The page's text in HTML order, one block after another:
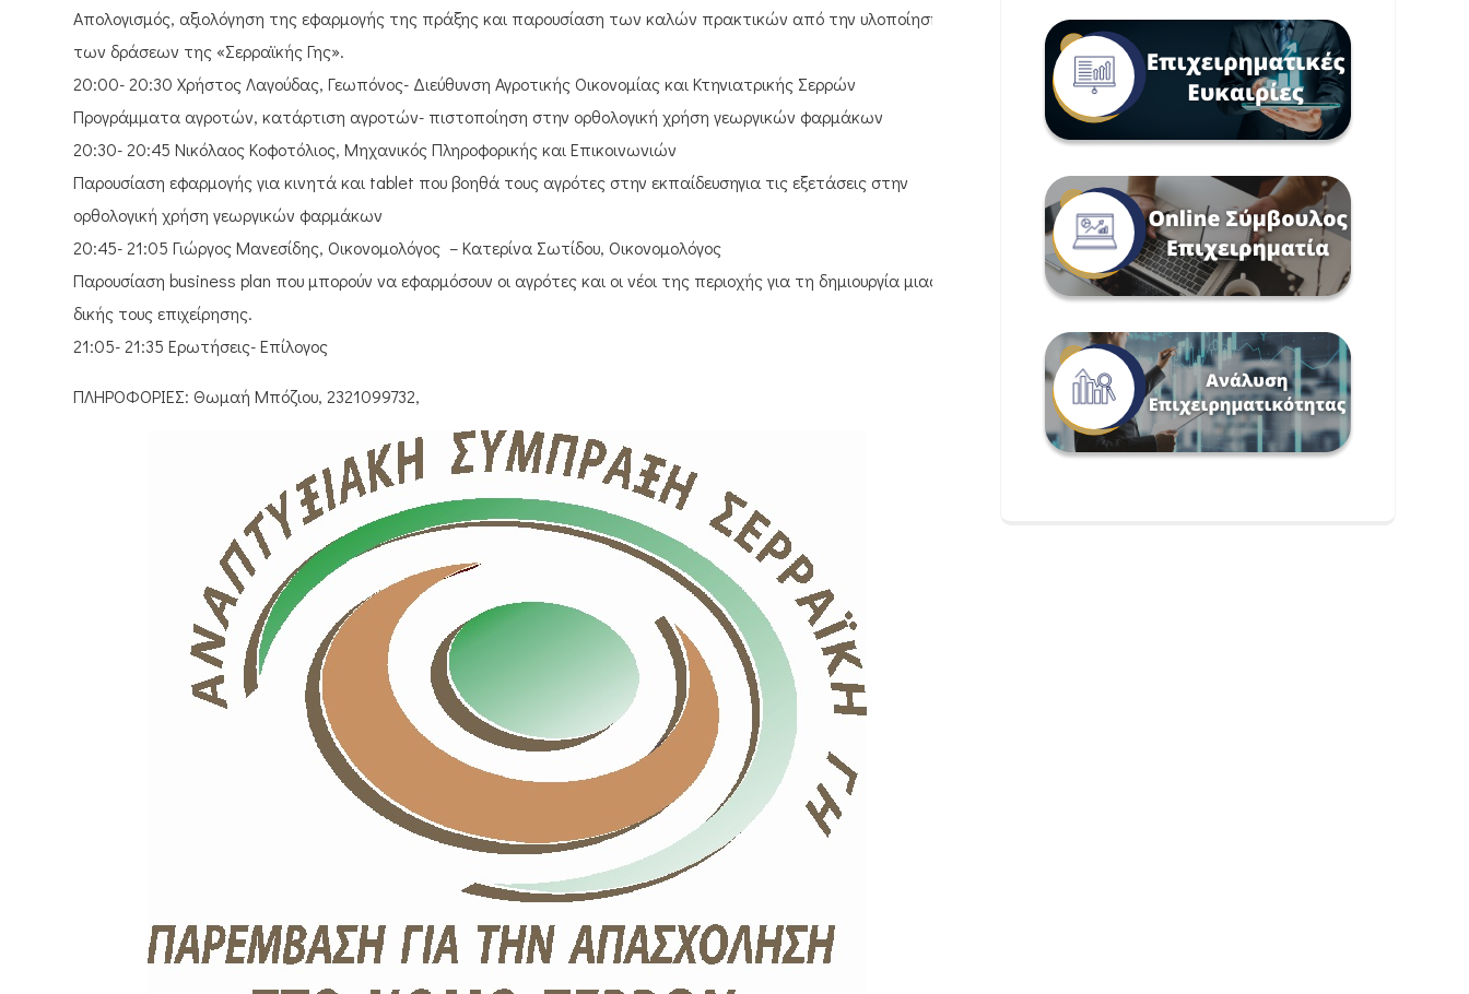
Απολογισμός, αξιολόγηση της εφαρμογής της πράξης και παρουσίαση των καλών πρακτικών από την υλοποίηση
των δράσεων της «Σερραϊκής Γης».
20:00- 20:30 Χρήστος Λαγούδας, Γεωπόνος- Διεύθυνση Αγροτικής Οικονομίας και Κτηνιατρικής Σερρών
Προγράμματα αγροτών, κατάρτιση αγροτών- πιστοποίηση στην ορθολογική χρήση γεωργικών φαρμάκων
20:30- 20:45 Νικόλαος Κοφοτόλιος, Μηχανικός Πληροφορικής και Επικοινωνιών
Παρουσίαση εφαρμογής για κινητά και tablet που βοηθά τους αγρότες στην εκπαίδευσηγια τις εξετάσεις στην
ορθολογική χρήση γεωργικών φαρμάκων
20:45- 21:05 Γιώργος Μανεσίδης, Οικονομολόγος – Κατερίνα Σωτίδου, Οικονομολόγος
Παρουσίαση business plan που μπορούν να εφαρμόσουν οι αγρότες και οι νέοι της περιοχής για τη δημιουργία μιας
δικής τους επιχείρησης.
21:05- 21:35 Ερωτήσεις- Επίλογος
ΠΛΗΡΟΦΟΡΙΕΣ: Θωμαή Μπόζιου, 2321099732,